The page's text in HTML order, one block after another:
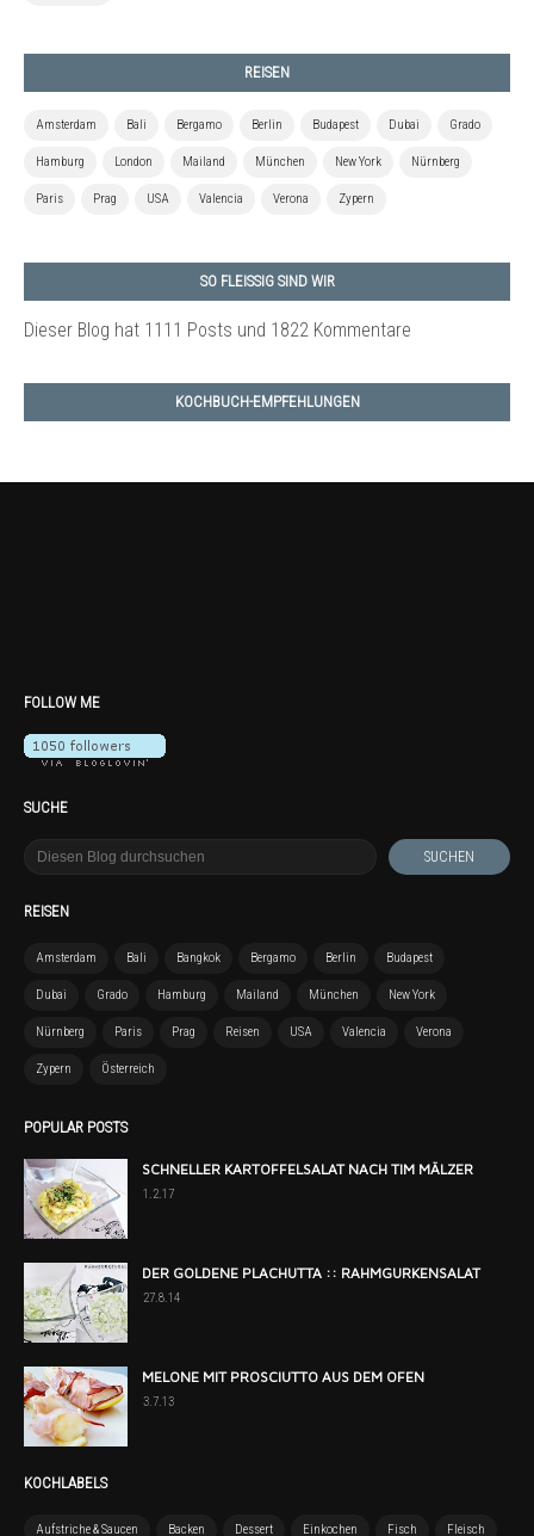
REISEN
Amsterdam Bali Bergamo Berlin Budapest Dubai Grado
Hamburg London Mailand München New York Nürnberg
Paris Prag USA Valencia Verona Zypern
SO FLEISSIG SIND WIR
Dieser Blog hat 1111 Posts und 1822 Kommentare
KOCHBUCH-EMPFEHLUNGEN
FOLLOW ME
SUCHE
REISEN
Amsterdam Bali Bangkok Bergamo Berlin Budapest
Dubai Grado Hamburg Mailand München New York
Nürnberg Paris Prag Reisen USA Valencia Verona
Zypern Österreich
POPULAR POSTS
SCHNELLER KARTOFFELSALAT NACH TIM MÄLZER
1.2.17
DER GOLDENE PLACHUTTA :: RAHMGURKENSALAT
27.8.14
MELONE MIT PROSCIUTTO AUS DEM OFEN
3.7.13
KOCHLABELS
Aufstriche & Saucen Backen Dessert Einkochen Fisch Fleisch